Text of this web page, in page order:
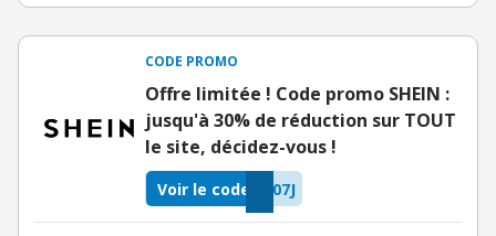
CODE PROMO
Offre limitée ! Code promo SHEIN :
jusqu'à 30% de réduction sur TOUT
le site, décidez-vous !
07J
Voir le code